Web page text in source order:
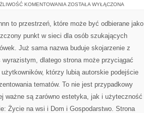
KOMENTOWANIA TRADYCJE
ZOSTAŁA WYŁĄCZONA
to przestrzeń, które może być odbierane jako
punkt w sieci dla osób szukających
Już sama nazwa buduje skojarzenie z
wyrazistym, dlatego strona może przyciągać
użytkowników, którzy lubią autorskie podejście
tematów. To nie jest przypadkowy
ważne są zarówno estetyka, jak i użyteczność
Życie na wsi i Dom i Gospodarstwo. Strona